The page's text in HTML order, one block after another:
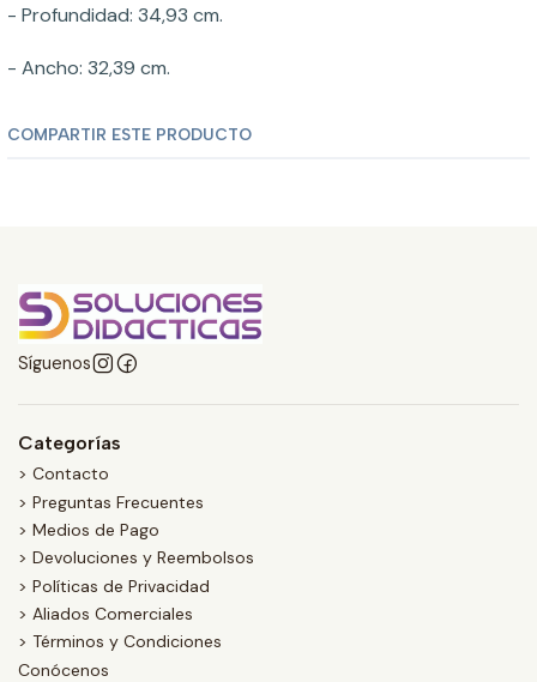
- Profundidad: 34,93 cm.
- Ancho: 32,39 cm.
COMPARTIR ESTE PRODUCTO
Síguenos
Categorías
> Contacto
> Preguntas Frecuentes
> Medios de Pago
> Devoluciones y Reembolsos
> Políticas de Privacidad
> Aliados Comerciales
> Términos y Condiciones
Conócenos